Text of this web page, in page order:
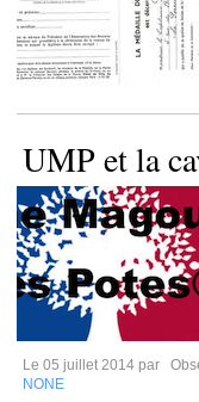
UMP et la
Le 05 juillet 2014 par
NONE